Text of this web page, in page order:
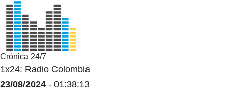
Crónica 24/7
1x24: Radio Colombia
23/08/2024 - 01:38:13